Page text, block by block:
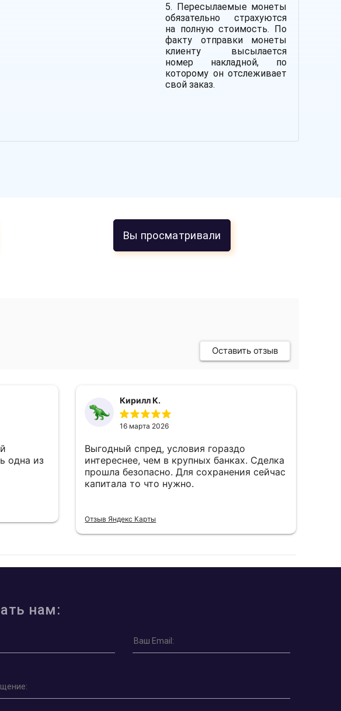
5. Пересылаемые монеты
обязательно страхуются
на полную стоимость. По
факту отправки монеты
клиенту высылается
номер накладной, по
которому он отслеживает
свой заказ.
Вы просматривали
Оставить отзыв
одна из
Кирилл К.
16 марта 2026
Выгодный спред, условия гораздо
интереснее, чем в крупных банках. Сделка
прошла безопасно. Для сохранения сейчас
капитала то что нужно.
Отзыв Яндекс Карты
нам: